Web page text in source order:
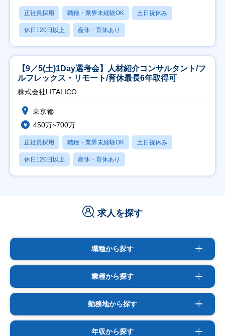
正社員採用 職種・業界未経験OK 土日祝休み
休日120日以上 産休・育休あり
【9／5(土)1Day選考会】人材紹介コンサルタント/フ
ルフレックス・リモート/育休最長6年取得可
株式会社LITALICO
東京都
450万~700万
正社員採用 職種・業界未経験OK 土日祝休み
休日120日以上 産休・育休あり
求人を探す
職種から探す
業種から探す
勤務地から探す
年収から探す